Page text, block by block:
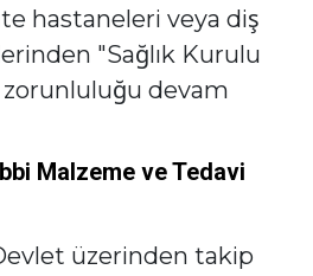
hastaneleri veya diş
"Sağlık Kurulu
zorunluluğu devam
Malzeme ve Tedavi
üzerinden takip